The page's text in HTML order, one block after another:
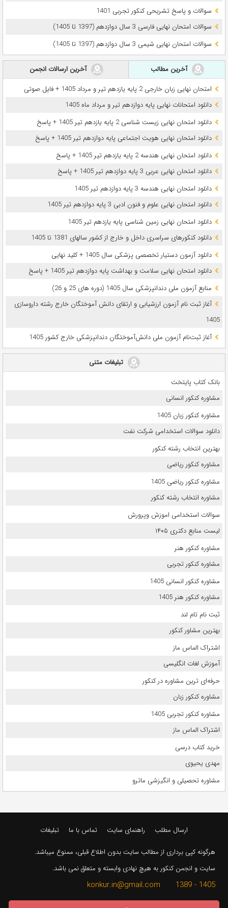
سوالات و پاسخ تشریحی کنکور تجربی 1401
سوالات امتحان نهایی فارسی 3 سال دوازدهم (1397 تا 1405)
سوالات امتحان نهایی شیمی 3 سال دوازدهم (1397 تا 1405)
آخرین مطالب
آخرین ارسالات انجمن
امتحان نهایی زبان خارجی 2 پایه یازدهم تیر و مرداد 1405 + فایل صوتی
دانلود امتحانات نهایی پایه دوازدهم تیر و مرداد ماه 1405
دانلود امتحان نهایی زیست شناسی 2 پایه یازدهم تیر 1405 + پاسخ
دانلود امتحان نهایی هویت اجتماعی پایه دوازدهم تیر 1405 + پاسخ
دانلود امتحان نهایی هندسه 2 پایه یازدهم تیر 1405 + پاسخ
دانلود امتحان نهایی عربی 3 پایه دوازدهم تیر 1405 + پاسخ
دانلود امتحان نهایی هندسه 3 پایه دوازدهم تیر 1405
دانلود امتحان نهایی علوم و فنون ادبی 3 پایه دوازدهم تیر 1405
دانلود امتحان نهایی زمین شناسی پایه یازدهم تیر 1405
دانلود کنکورهای سراسری داخل و خارج از کشور سالهای 1381 تا 1405
دانلود آزمون دستیار تخصصی پزشکی سال 1405 + کلید نهایی
دانلود امتحان نهایی سلامت و بهداشت پایه دوازدهم تیر 1405 + پاسخ
ﻣﻨﺎﺑﻊ آزﻣﻮن ﻣﻠﯽ دندانپزشکی سال 1405 (دوره های 25 و 26)
آغاز ثبت نام آزمون‌ ارزشیابی و ارتقای دانش آموختگان خارج رشته داروسازی
1405
آغاز ثبت‌نام آزمون ملی دانش‌آموختگان دندانپزشکی خارج کشور 1405
تبلیغات متنی
بانک کتاب پایتخت
مشاوره کنکور انسانی
مشاوره کنکور زبان 1405
دانلود سوالات استخدامی شرکت نفت
بهترین انتخاب رشته کنکور
مشاوره کنکور ریاضی
مشاوره کنکور ریاضی 1405
مشاوره انتخاب رشته کنکور
سوالات استخدامی اموزش وپرورش
لیست منابع دکتری ۱۴۰۵
مشاوره کنکور هنر
مشاوره کنکور تجربی
مشاوره کنکور انسانی 1405
مشاوره کنکور هنر 1405
ثبت نام تام لند
بهترین مشاور کنکور
اشتراک الماس ماز
آموزش لغات انگلیسی
حرفه‌ای ترین مشاوره در کنکور
مشاوره کنکور زبان
مشاوره کنکور تجربی 1405
اشتراک الماس ماز
خرید کتاب درسی
مهدی یحیوی
مشاوره تحصیلی و انگیزشی ماترو
ارسال مطلب راهنمای سایت تماس با ما تبلیغات
هرگونه کپی برداری از مطالب سایت بدون اطلاع قبلی، ممنوع میباشد.
سایت و انجمن کنکور به هیچ نهادی وابسته و متعلق نمی باشد.
1405 - 1389 konkur.in@gmail.com